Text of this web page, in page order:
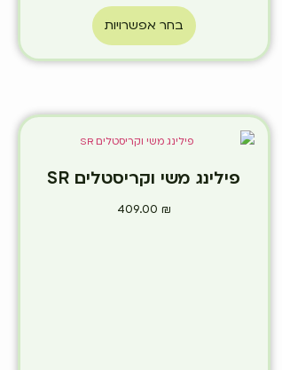
בחר אפשרויות
פילינג משי וקריסטלים SR
409.00 ₪